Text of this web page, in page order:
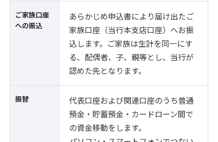
ご家族口座
への振込
あらかじめ申込書により届け出たご
家族口座（当行本支店口座）へお振
込します。ご家族は生計を同一にす
る、配偶者、子、親等とし、当行が
認めた先となります。
振替
代表口座および関連口座のうち普通
預金・貯蓄預金・カードローン間で
の資金移動をします。